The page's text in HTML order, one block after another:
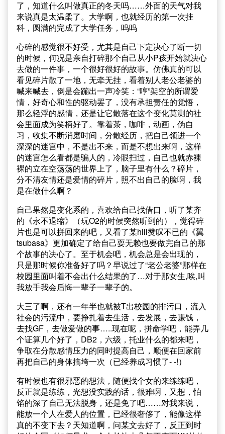
了，知道什么叫做真正的冬天吗……外面的天气对我
来说真是太温柔了。大学啊，也就经历的第一次挂
科，圆满的完成了大学任务，呜呜
心碎的感觉很不好受，尤其是自己下定决心了断一切
的时候，何况是亲自打碎那个自己从小P孩开始就决心
去做的一件事，一个很好很好的故事。仿佛真的可以
看见碎片散了一地，无牵无挂，看着别人老公老婆的
喊来喊去，倒是会蹦出一声冷笑：“哼”架空的所谓爱
情，好奇心和性的驱动罢了，没有承担责任的觉悟，
那么轻浮的感情，还是让它散落在这个变化莫测的社
会里面成为笑柄好了。靠着茶，咖啡，动画，伪自
习，收集不断消磨时间，分散经历，把自己领进一个
深深的迷宫中，不是出不来，而是不想出来啊，这样
的迷宫怎么看都是骗人的，冷眼扫过，自己也就赤裸
裸的立在空荡荡的世界上了，脑子里有什么？碎片，
分不清友情还是爱情的碎片，照不出自己的脸啊，我
是在做什么啊？
自己果然是变化系的，喜欢给自己找借口，听了某齐
的《永不退缩》（玩O2的时候突然听到的），觉得碎
片也是可以拼回来的吧，又看了某hill赞叹不已的《翼
tsubasa》更加确定了给自己耍无赖也要做完自己的那
个故事的决心了。至于机会吧，机会总是会出现的，
只是那时候你准备好了吗？早说过了“老公老婆”那样在
校园里面叫着不会出什么结果的了…对于那女生,唉,叫
我放手我会后悔一辈子一辈子的。
大三了啊，还有一年半也就被T出校园的排污口，流入
社会的污流中，要挣扎着去生活，去发展，去赚钱，
去找GF，去做爱做的事…..现在呢，拼命学吧，能弄几
个证算几个好了，DB2，六级，托业什么的都来吧，
争取在分散感情压力的同时提高自己，顺便在回家前
再把自己的身体搞垮一次（已经养成习惯了- -!）
有时候也有很邪恶的想法，随便找个女的来练练吧，
反正就是练练，光想没实践的话，很难啊，又想，怕
馅的深了自己无法脱身，还是免了吧……对我来说，
能放一个人在爱人的位置，已经很奢侈了，能像这样
真的不变下去？天知道啊，问某文去好了，反正到时